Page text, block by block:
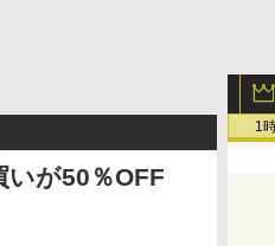
1
いが50％OFF